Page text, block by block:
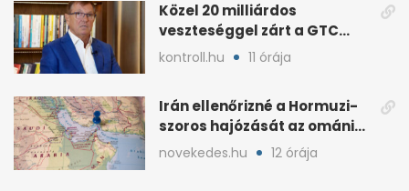
Közel 20 milliárdos
veszteséggel zárt a GTC
Origine a 2025-ös évben
kontroll.hu 11 órája
Irán ellenőrizné a Hormuzi-
szoros hajózását az ománi
megállapodás után
novekedes.hu 12 órája